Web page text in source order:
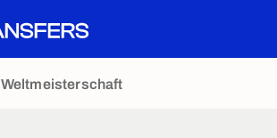
Weltmeisterschaft